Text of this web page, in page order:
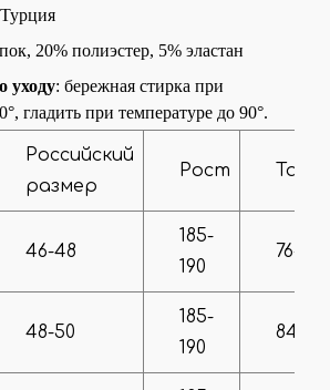
20% полиэстер, 5% эластан
уходу: бережная стирка при
гладить при температуре до 90°.
Российский
размер
Рост Талия
46-48
185-
190
76-80
48-50
185-
190
84-86